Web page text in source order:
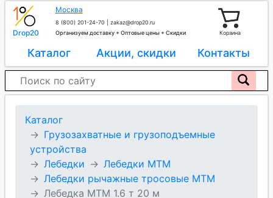
Drop20
Москва
8 (800) 201-24-70
zakaz@drop20.ru
Организуем доставку + Оптовые цены + Скидки
Корзина
Каталог Акции, скидки Контакты
Каталог
Грузозахватные и грузоподъемные
устройства
Лебедки
Лебедки МТМ
Лебедки рычажные тросовые МТМ
Лебедка МТМ 1.6 т 20 м